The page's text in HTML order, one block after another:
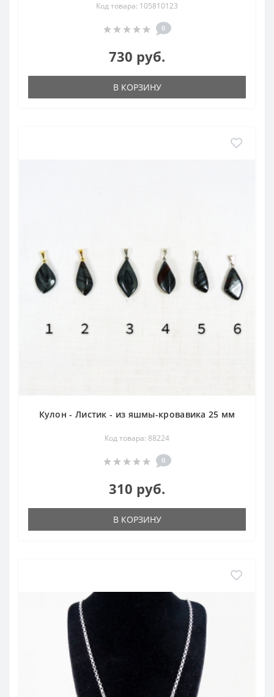
Код товара: 105810123
0
730 руб.
В КОРЗИНУ
Кулон - Листик - из яшмы-кровавика 25 мм
Код товара: 88224
0
310 руб.
В КОРЗИНУ